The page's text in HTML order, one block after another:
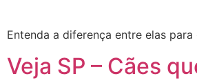
Entenda a diferença entre elas para
Veja SP – Cães